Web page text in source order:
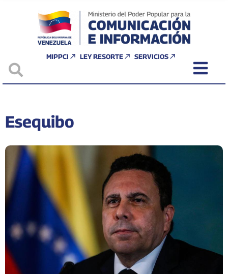
MIPPCI LEY RESORTE SERVICIOS
Esequibo